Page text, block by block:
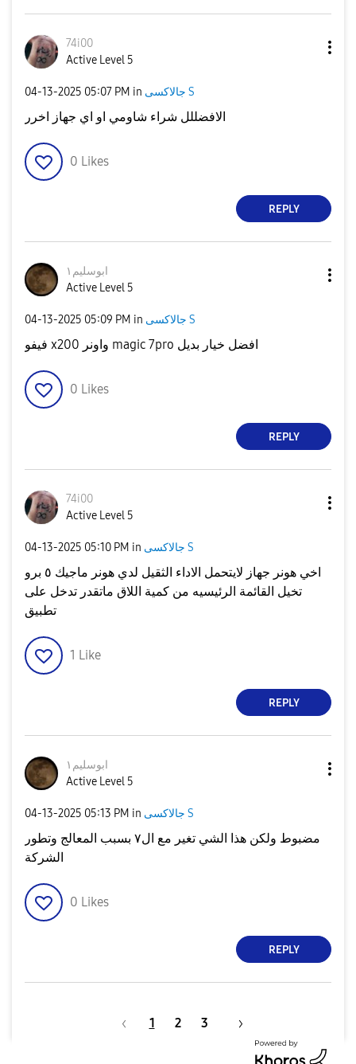
74i00
Active Level 5
‎04-13-2025 05:07 PM in جالاكسى S
الافضللل شراء شاومي او اي جهاز اخرر
0 Likes
REPLY
ابوسليم١
Active Level 5
‎04-13-2025 05:09 PM in جالاكسى S
فيفو x200 واونر magic 7pro افضل خيار بديل
0 Likes
REPLY
74i00
Active Level 5
‎04-13-2025 05:10 PM in جالاكسى S
اخي هونر جهاز لايتحمل الاداء الثقيل لدي هونر ماجيك ٥ برو
تخيل القائمة الرئيسيه من كمية اللاق ماتقدر تدخل على
تطبيق
1 Like
REPLY
ابوسليم١
Active Level 5
‎04-13-2025 05:13 PM in جالاكسى S
مضبوط ولكن هذا الشي تغير مع ال٧ بسبب المعالج وتطور
الشركة
0 Likes
REPLY
1 2 3